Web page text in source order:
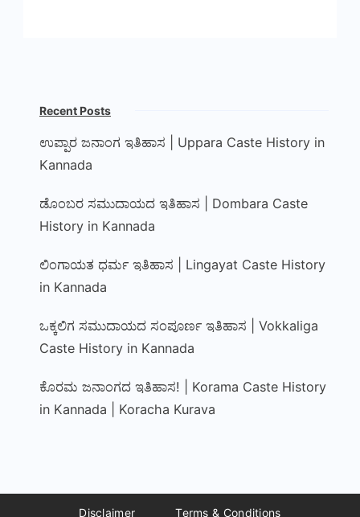
Recent Posts
ಉಪ್ಪಾರ ಜನಾಂಗ ಇತಿಹಾಸ | Uppara Caste History in
Kannada
ಡೊಂಬರ ಸಮುದಾಯದ ಇತಿಹಾಸ | Dombara Caste
History in Kannada
ಲಿಂಗಾಯತ ಧರ್ಮ ಇತಿಹಾಸ | Lingayat Caste History
in Kannada
ಒಕ್ಕಲಿಗ ಸಮುದಾಯದ ಸಂಪೂರ್ಣ ಇತಿಹಾಸ | Vokkaliga
Caste History in Kannada
ಕೊರಮ ಜನಾಂಗದ ಇತಿಹಾಸ! | Korama Caste History
in Kannada | Koracha Kurava
Disclaimer Terms & Conditions